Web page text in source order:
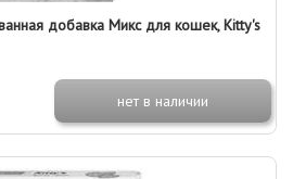
добавка Микс для кошек, Kitty's
нет в наличии